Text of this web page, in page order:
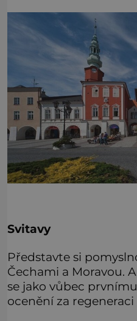
Svitavy
Představte si
Čechami a Moravou.
se jako vůbec
ocenění za